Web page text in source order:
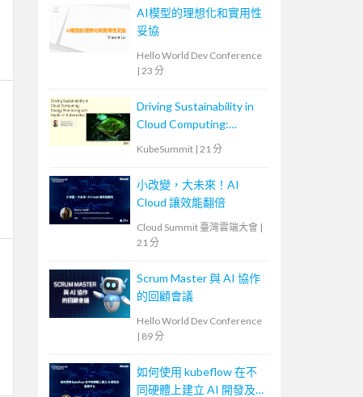
AI模型的理想化和實用性
妥協
Hello World Dev Conference
| 23 分
Driving Sustainability in
Cloud Computing:
Energy Monitoring with
KubeSummit | 21 分
小改變，大未來！AI
Cloud 讓效能翻倍
Cloud Summit 臺灣雲端大會 |
21 分
Scrum Master 與 AI 協作
的回顧會議
Hello World Dev Conference
| 89 分
如何使用 kubeflow 在不
同硬體上建立 AI 開發及